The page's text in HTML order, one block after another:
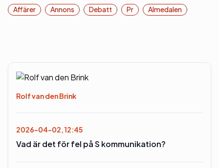
Affärer
Annons Debatt Pr Almedalen
Rolf van den Brink
2026-04-02, 12:45
Vad är det för fel på S kommunikation?